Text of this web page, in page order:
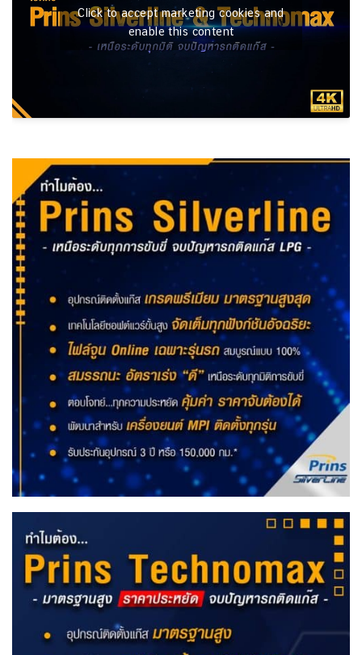
Click to accept marketing cookies and
enable this content